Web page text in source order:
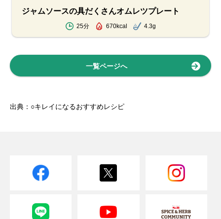
ジャムソースの具だくさんオムレツプレート
25分 670kcal 4.3g
一覧ページへ
出典：○キレイになるおすすめレシピ